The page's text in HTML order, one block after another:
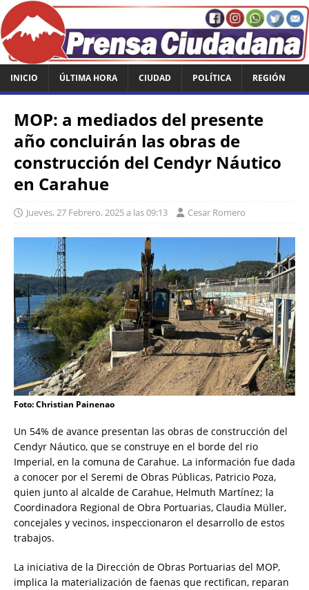
INICIO ÚLTIMA HORA CIUDAD POLÍTICA REGIÓN
MOP: a mediados del presente
año concluirán las obras de
construcción del Cendyr Náutico
en Carahue
Jueves, 27 Febrero, 2025 a las 09:13 Cesar Romero
Foto: Christian Painenao
Un 54% de avance presentan las obras de construcción del
Cendyr Náutico, que se construye en el borde del rio
Imperial, en la comuna de Carahue. La información fue dada
a conocer por el Seremi de Obras Públicas, Patricio Poza,
quien junto al alcalde de Carahue, Helmuth Martínez; la
Coordinadora Regional de Obra Portuarias, Claudia Müller,
concejales y vecinos, inspeccionaron el desarrollo de estos
trabajos.
La iniciativa de la Dirección de Obras Portuarias del MOP,
implica la materialización de faenas que rectifican, reparan